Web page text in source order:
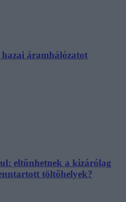
hazai áramhálózatot
eltűnhetnek a kizárólag
töltőhelyek?